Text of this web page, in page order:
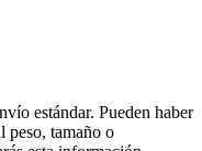
estándar. Pueden haber
peso, tamaño o